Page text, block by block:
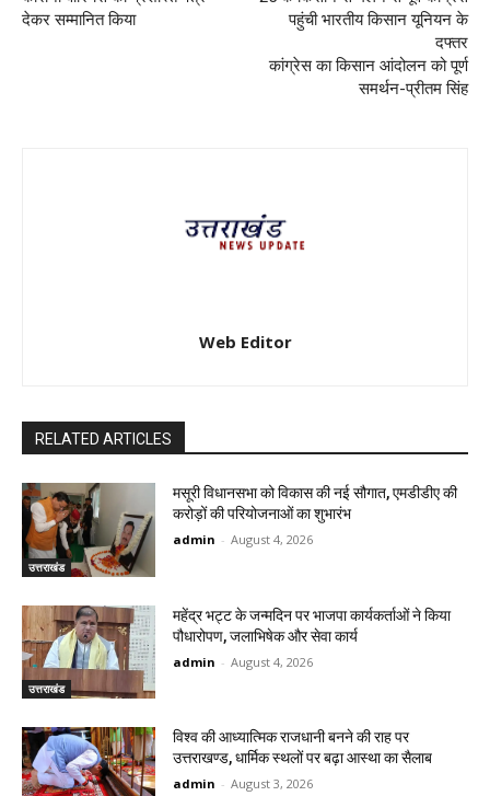
देकर सम्मानित किया
पहुंची भारतीय किसान यूनियन के
दफ्तर
कांग्रेस का किसान आंदोलन को पूर्ण
समर्थन-प्रीतम सिंह
Web Editor
RELATED ARTICLES
उत्तराखंड
मसूरी विधानसभा को विकास की नई सौगात, एमडीडीए की
करोड़ों की परियोजनाओं का शुभारंभ
admin - August 4, 2026
उत्तराखंड
महेंद्र भट्ट के जन्मदिन पर भाजपा कार्यकर्ताओं ने किया
पौधारोपण, जलाभिषेक और सेवा कार्य
admin - August 4, 2026
विश्व की आध्यात्मिक राजधानी बनने की राह पर
उत्तराखण्ड, धार्मिक स्थलों पर बढ़ा आस्था का सैलाब
admin - August 3, 2026